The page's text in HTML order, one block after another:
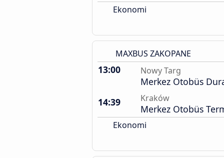
Ekonomi
MAXBUS ZAKOPANE
13:00 Nowy Targ
Merkez Otobüs
14:39
Kraków
Merkez Otobüs
Ekonomi